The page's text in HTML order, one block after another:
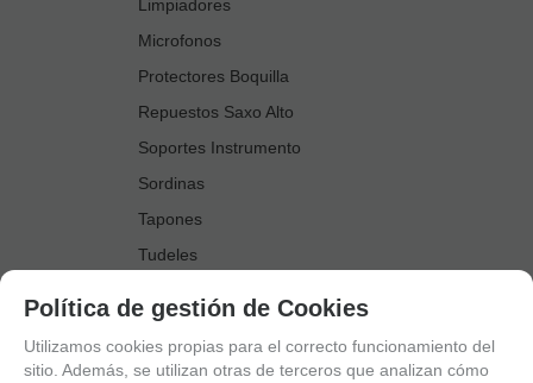
Limpiadores
Microfonos
Protectores Boquilla
Repuestos Saxo Alto
Soportes Instrumento
Sordinas
Tapones
Tudeles
Accesorios Saxo Tenor
Abrazaderas
Política de gestión de Cookies
Utilizamos cookies propias para el correcto funcionamiento del
sitio. Además, se utilizan otras de terceros que analizan cómo